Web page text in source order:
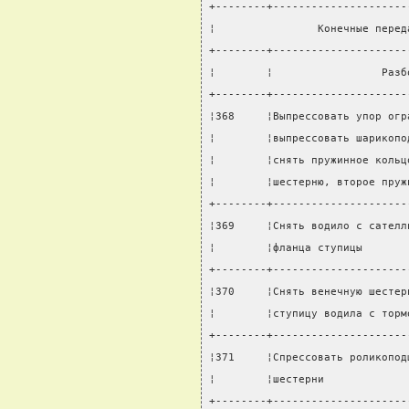
+--------
¦                Конечные
+--------
¦        ¦
+--------
¦368     ¦Выпрессовать упор
¦        ¦выпрессовать
¦        ¦снять пружинное
¦        ¦шестерню, второе
+--------
¦369     ¦Снять водило с
¦        ¦фланца
+--------
¦370     ¦Снять венечную
¦        ¦ступицу водила с
+--------
¦371     ¦Спрессовать
¦        ¦шестерни
+--------